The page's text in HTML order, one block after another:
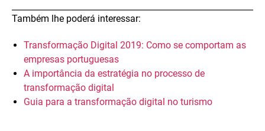
Também lhe poderá interessar:
Transformação Digital 2019: Como se comportam as
empresas portuguesas
A importância da estratégia no processo de
transformação digital
Guia para a transformação digital no turismo